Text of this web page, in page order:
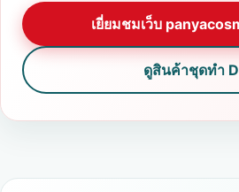
เยี่ยมชมเว็บ
ดูสินค้าชุดทำ